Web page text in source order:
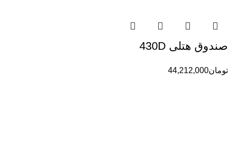
صندوق هتلی 430D
تومان44,212,000